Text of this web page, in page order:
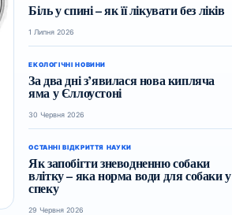
Біль у спині – як її лікувати без ліків
1 Липня 2026
ЕКОЛОГІЧНІ НОВИНИ
За два дні з’явилася нова кипляча
яма у Єллоустоні
30 Червня 2026
ОСТАННІ ВІДКРИТТЯ НАУКИ
Як запобігти зневодненню собаки
влітку – яка норма води для собаки у
спеку
29 Червня 2026